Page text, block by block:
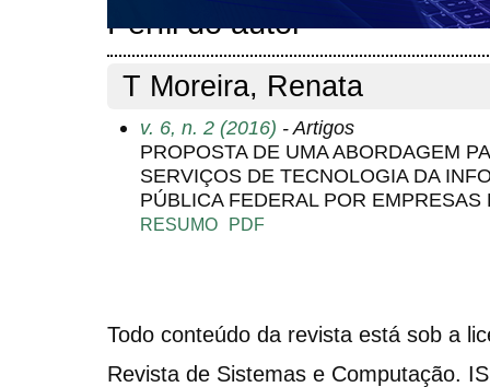
Perfil do autor
T Moreira, Renata
v. 6, n. 2 (2016) - Artigos
PROPOSTA DE UMA ABORDAGEM
SERVIÇOS DE TECNOLOGIA DA
PÚBLICA FEDERAL POR EMPRESAS
RESUMO PDF
Todo conteúdo da revista está sob a
Revista de Sistemas e Computação.